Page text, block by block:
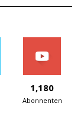
1,180
Abonnenten